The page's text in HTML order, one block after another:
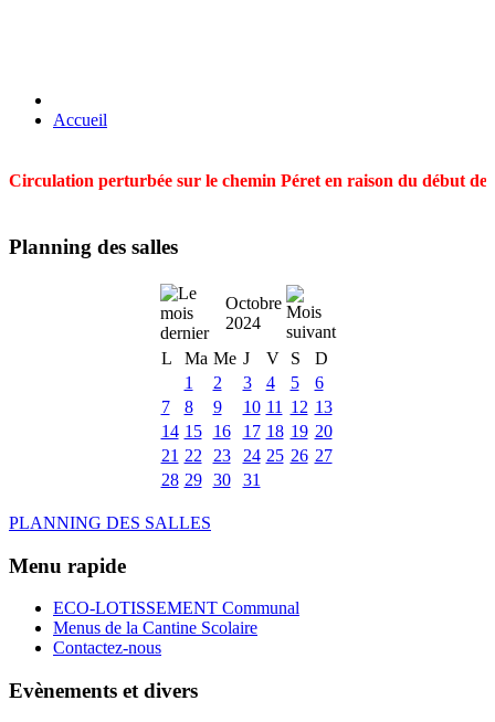
Accueil
Circulation perturbée sur le chemin Péret en raison du début
Planning des salles
Octobre
2024
L
Ma Me J V S
D
1
2 3 4 5
6
7
8 9 10 11 12 13
14 15 16 17 18 19 20
21 22 23 24 25 26 27
28 29 30 31
PLANNING DES SALLES
Menu rapide
ECO-LOTISSEMENT Communal
Menus de la Cantine Scolaire
Contactez-nous
Evènements et divers